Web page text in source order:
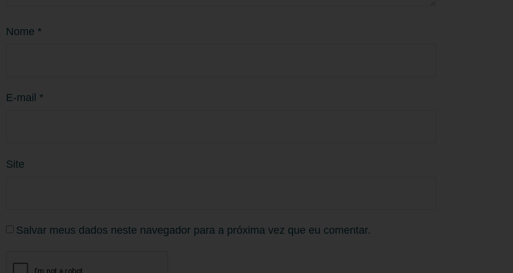
Nome *
E-mail *
Site
Salvar meus dados neste navegador para a próxima vez que eu comentar.